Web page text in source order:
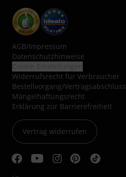
AGB/Impressum
Datenschutzhinweise
Widerrufsrecht für Verbraucher
Bestellvorgang/Vertragsabschluss
Mängelhaftungsrecht
Erklärung zur Barrierefreiheit
Vertrag widerrufen